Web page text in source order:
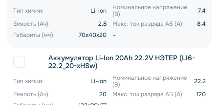
Тип химии: Li-ion
Номинальное напряжение
(В):
7.4
Емкость (Ач):
2.8 Макс. ток разряда АБ (А):
8.4
Габариты (мм):
70x40x20 -
Аккумулятор Li-Ion 20Ah 22.2V НЭТЕР (LI6-
22.2_20-xHSw)
Тип химии: Li-ion
Номинальное напряжение
(В):
22.2
Емкость (Ач):
20 Макс. ток разряда АБ (А):
120